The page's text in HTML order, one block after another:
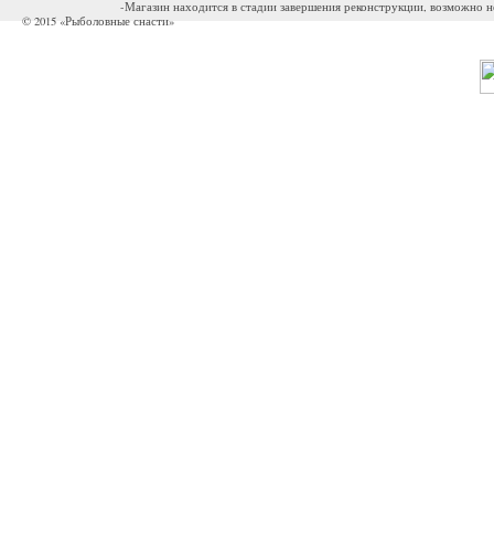
-Магазин находится в стадии завершения реконструкции, возможно
© 2015 «Рыболовные снасти»